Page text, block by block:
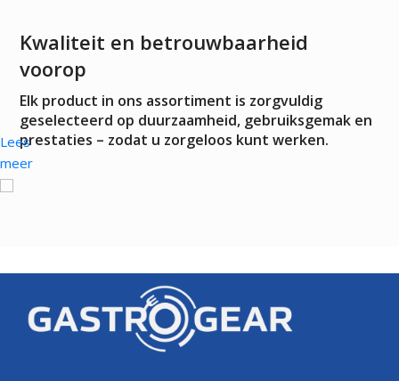
Kwaliteit en betrouwbaarheid
voorop
Elk product in ons assortiment is zorgvuldig
geselecteerd op duurzaamheid, gebruiksgemak en
prestaties – zodat u zorgeloos kunt werken.
Lees
meer